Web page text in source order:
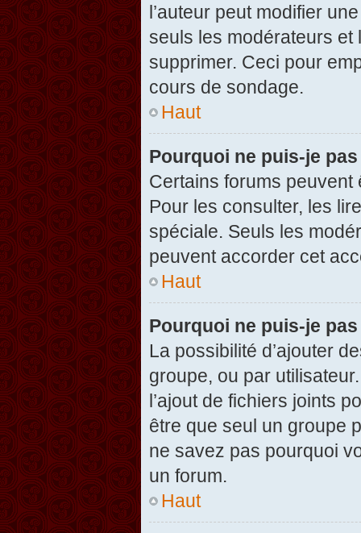
l’auteur peut modifier
seuls les modérateurs et
supprimer. Ceci pour
cours de sondage.
Haut
Pourquoi ne puis-je
Certains forums
Pour les consulter, les
spéciale. Seuls les
peuvent accorder cet
Haut
Pourquoi ne puis-je
La possibilité d’ajouter
groupe, ou par
l’ajout de fichiers joints
être que seul un groupe
ne savez pas pourquoi
un forum.
Haut